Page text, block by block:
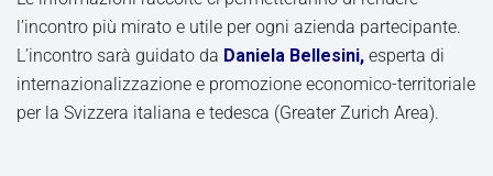
l’incontro più mirato e utile per ogni azienda partecipante.
L’incontro sarà guidato da Daniela Bellesini, esperta di
internazionalizzazione e promozione economico-territoriale
per la Svizzera italiana e tedesca (Greater Zurich Area).